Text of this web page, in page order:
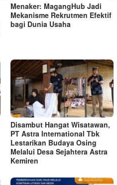
Menaker: MagangHub Jadi
Mekanisme Rekrutmen Efektif
bagi Dunia Usaha
Disambut Hangat Wisatawan,
PT Astra International Tbk
Lestarikan Budaya Osing
Melalui Desa Sejahtera Astra
Kemiren